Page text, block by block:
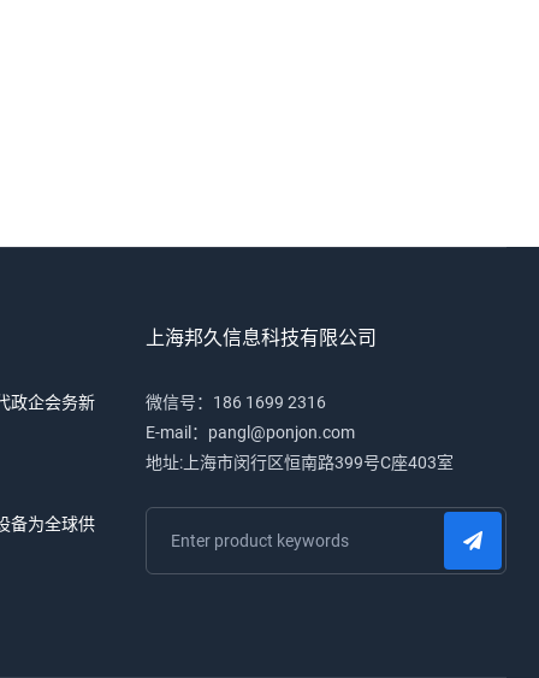
政企会务新
备为全球供
上海邦久信息科技有限公司
微信号：186 1699 2316
E-mail：pangl@ponjon.com
地址:上海市闵行区恒南路399号C座403室